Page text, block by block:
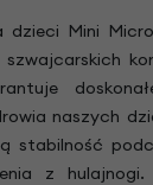
Mini
naszych
stabilność
z